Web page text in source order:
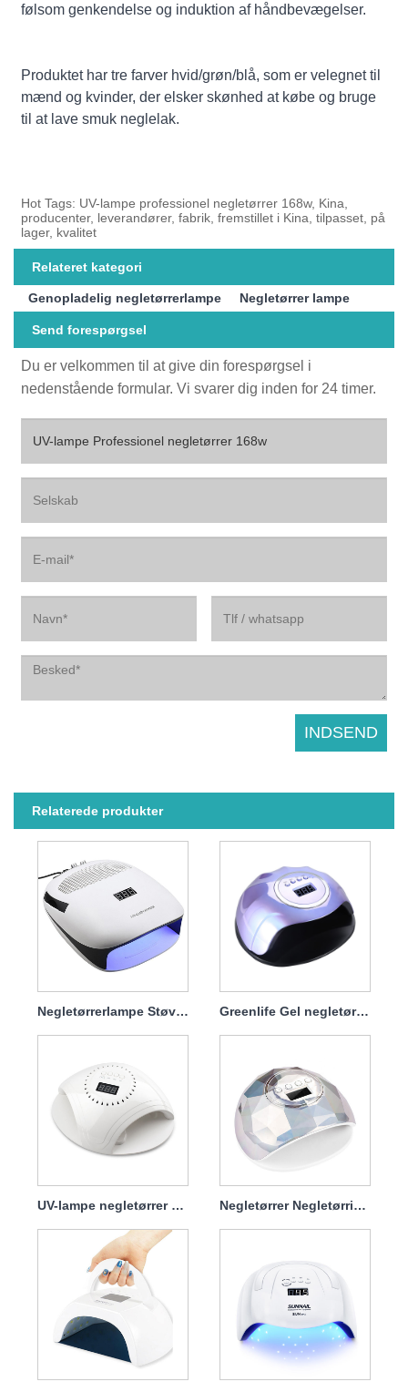
følsom genkendelse og induktion af håndbevægelser.
Produktet har tre farver hvid/grøn/blå, som er velegnet til
mænd og kvinder, der elsker skønhed at købe og bruge
til at lave smuk neglelak.
Hot Tags: UV-lampe professionel negletørrer 168w, Kina,
producenter, leverandører, fabrik, fremstillet i Kina, tilpasset, på
lager, kvalitet
Relateret kategori
Genopladelig negletørrerlampe Negletørrer lampe
Send forespørgsel
Du er velkommen til at give din forespørgsel i
nedenstående formular. Vi svarer dig inden for 24 timer.
Relaterede produkter
Negletørrerlampe Støvsamler 140w 4 i 1 Greenlife Gel negletørrerlampe 120w